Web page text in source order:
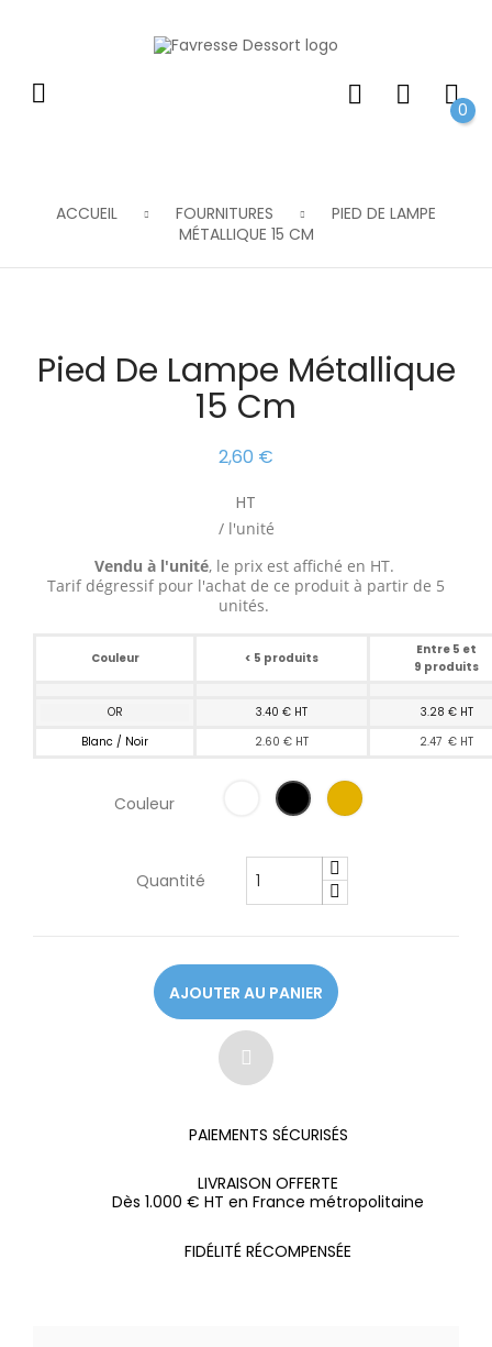
0
ACCUEIL FOURNITURES
PIED DE LAMPE
MÉTALLIQUE 15 CM
Pied De Lampe Métallique
15 Cm
2,60 €
HT
/ l'unité
Vendu à l'unité, le prix est affiché en HT.
Tarif dégressif pour l'achat de ce produit à partir de 5
unités.
Couleur < 5 produits
Entre 5 et
9 produits
OR 3.40 € HT
3.28 € HT
Blanc / Noir
2.60 € HT 2.47 € HT
Couleur
Quantité
AJOUTER AU PANIER
PAIEMENTS SÉCURISÉS
LIVRAISON OFFERTE
Dès 1.000 € HT en France métropolitaine
FIDÉLITÉ RÉCOMPENSÉE